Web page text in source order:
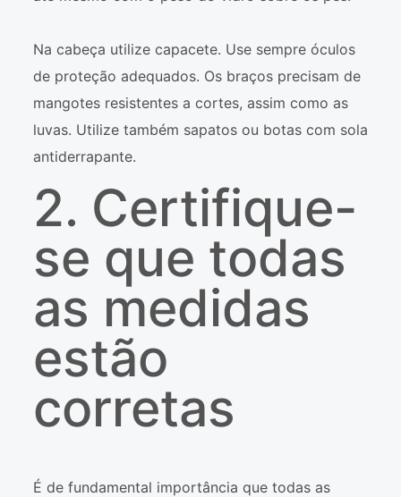
Na cabeça utilize capacete. Use sempre óculos
de proteção adequados. Os braços precisam de
mangotes resistentes a cortes, assim como as
luvas. Utilize também sapatos ou botas com sola
antiderrapante.
2. Certifique-
se que todas
as medidas
estão
corretas
É de fundamental importância que todas as